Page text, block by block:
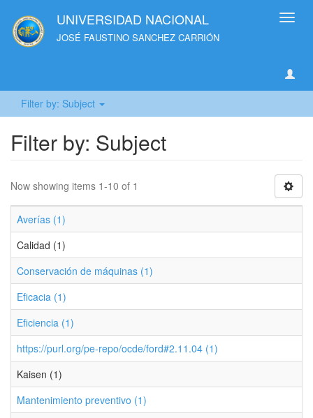
UNIVERSIDAD NACIONAL
JOSÉ FAUSTINO SANCHEZ CARRIÓN
Filter by: Subject
Filter by: Subject
Now showing items 1-10 of 1
Averías (1)
Calidad (1)
Conservación de máquinas (1)
Eficacia (1)
Eficiencia (1)
https://purl.org/pe-repo/ocde/ford#2.11.04 (1)
Kaisen (1)
Mantenimiento preventivo (1)